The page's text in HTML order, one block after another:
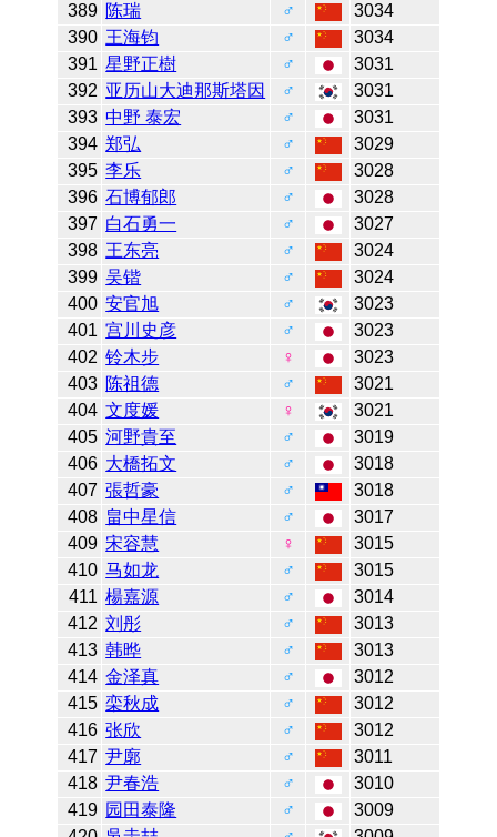
389 陈瑞 ♂
3034
390 王海钧 ♂
3034
391 星野正樹 ♂
3031
392 亚历山大迪那斯塔因 ♂
3031
393 中野 泰宏 ♂
3031
394 郑弘 ♂
3029
395 李乐 ♂
3028
396 石博郁郎 ♂
3028
397 白石勇一 ♂
3027
398 王东亮 ♂
3024
399 吴锴 ♂
3024
400 安官旭 ♂
3023
401 宫川史彦 ♂
3023
402 铃木步 ♀
3023
403 陈祖德 ♂
3021
404 文度媛 ♀
3021
405 河野貴至 ♂
3019
406 大橋拓文 ♂
3018
407 張哲豪 ♂
3018
408 畠中星信 ♂
3017
409 宋容慧 ♀
3015
410 马如龙 ♂
3015
411 楊嘉源 ♂
3014
412 刘彤 ♂
3013
413 韩晔 ♂
3013
414 金泽真 ♂
3012
415 栾秋成 ♂
3012
416 张欣 ♂
3012
417 尹廓 ♂
3011
418 尹春浩 ♂
3010
419 园田泰隆 ♂
3009